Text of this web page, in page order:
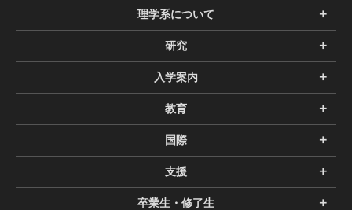
理学系について
研究
入学案内
教育
国際
支援
卒業生・修了生